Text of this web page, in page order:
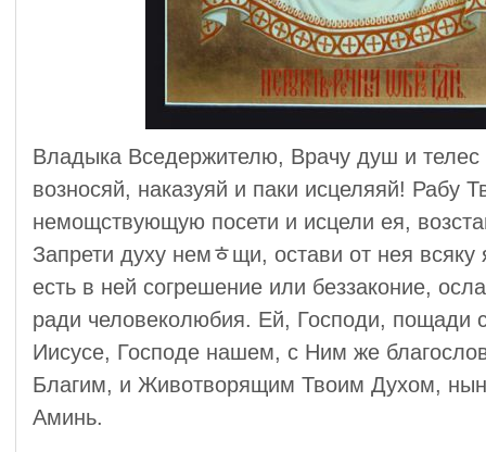
Владыка Вседержителю, Врачу душ и
возносяй, наказуяй и паки исцеляяй! Рабу
немощствующую посети и исцели ея,
Запрети духу немﾾщи, остави от нея всяку
есть в ней согрешение или беззаконие,
ради человеколюбия. Ей, Господи, пощади
Иисусе, Господе нашем, с Ним же
Благим, и Животворящим Твоим Духом,
Аминь.